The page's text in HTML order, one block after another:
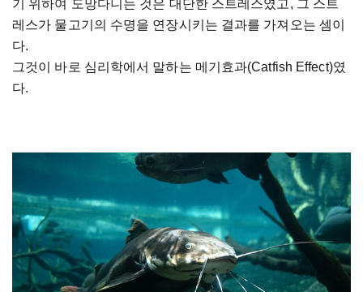
기 위하여 도망다니는 것은 대단한 스트레스였고, 그 스트
레스가 물고기의 수명을 연장시키는 결과를 가져오는 셈이
다.
그것이 바로 심리학에서 말하는 메기효과(Catfish Effect)였
다.